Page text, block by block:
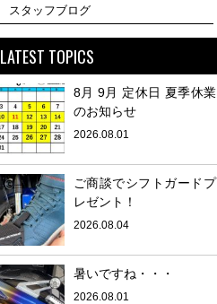
スタッフブログ
LATEST TOPICS
8月 9月 定休日 夏季休業
のお知らせ
2026.08.01
ご商談でシフトガードプ
レゼント！
2026.08.04
暑いですね・・・
2026.08.01